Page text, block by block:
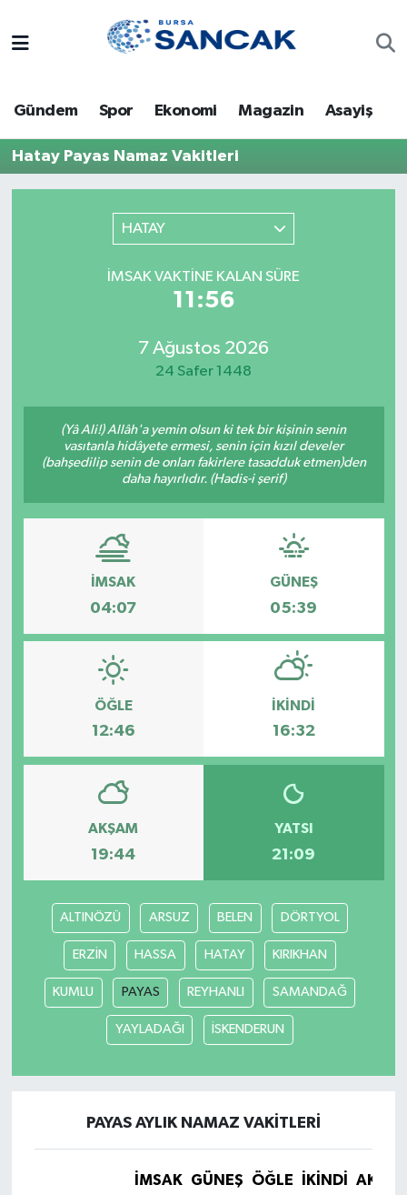
Gündem Spor Ekonomi Magazin Asayiş
Hatay Payas Namaz Vakitleri
HATAY
İMSAK VAKTINE KALAN SÜRE
11:56
7 Ağustos 2026
24 Safer 1448
(Yâ Ali!) Allâh'a yemin olsun ki tek bir kişinin senin
vasıtanla hidâyete ermesi, senin için kızıl develer
(bahşedilip senin de onları fakirlere tasadduk etmen)den
daha hayırlıdır. (Hadis-i şerif)
İMSAK
04:07
GÜNEŞ
05:39
ÖĞLE
12:46
İKINDI
16:32
AKŞAM
19:44
YATSI
21:09
ALTINÖZÜ ARSUZ BELEN DÖRTYOL
ERZİN HASSA HATAY KIRIKHAN
KUMLU PAYAS REYHANLI SAMANDAĞ
YAYLADAĞI İSKENDERUN
PAYAS AYLIK NAMAZ VAKITLERI
İMSAK GÜNEŞ ÖĞLE İKINDI
Bursa
Dünya
Sağlık
Türkiye
Trafik Durumu
Süper Lig Puan Durumu ve Fikstür